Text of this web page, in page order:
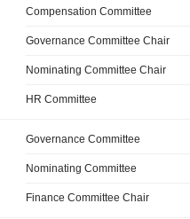
Compensation Committee
Governance Committee Chair
Nominating Committee Chair
HR Committee
Governance Committee
Nominating Committee
Finance Committee Chair